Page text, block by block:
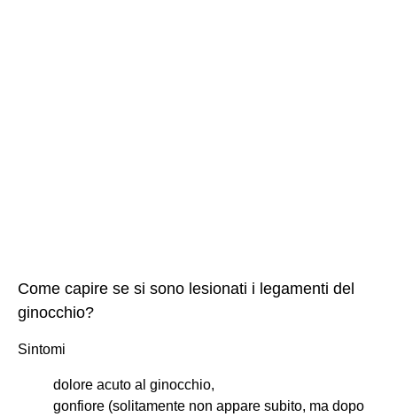
Come capire se si sono lesionati i legamenti del
ginocchio?
Sintomi
dolore acuto al ginocchio,
gonfiore (solitamente non appare subito, ma dopo